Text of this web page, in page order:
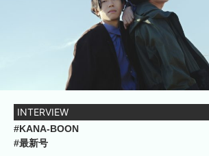
INTERVIEW
#KANA-BOON
#最新号